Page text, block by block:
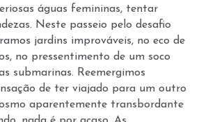
águas femininas, tentar
Neste passeio pelo desafio
jardins improváveis, no eco de
no pressentimento de um soco
submarinas. Reemergimos
de ter viajado para um outro
aparentemente transbordante